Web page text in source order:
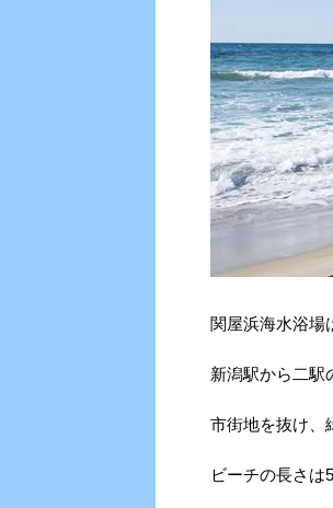
関屋浜海水浴場
新潟駅から二駅
市街地を抜け、
ビーチの長さは